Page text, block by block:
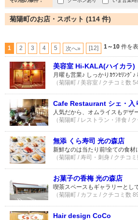
菊陽町のお店・スポット (114 件)
1 2 3 4 5 次へ» [12] 1～10 件を
美容室 Hi-KALA(ハイカラ)
月曜も営業♪ しっかりｶｳﾝｾﾘﾝｸﾞ
（菊陽町 / 美容室 / クチコミ数
Cafe Restaurant シェ・入
人気だから、オムライスもデザ
（菊陽町 / レストラン・洋食 /
無添 くら寿司 光の森店
新鮮なのは当たり前!全ての食材
（菊陽町 / 寿司・刺身 / クチコミ
お菓子の香梅 光の森店
喫茶スペースもギャラリーとし
（菊陽町 / カフェ / クチコミ数
Hair design CoCo